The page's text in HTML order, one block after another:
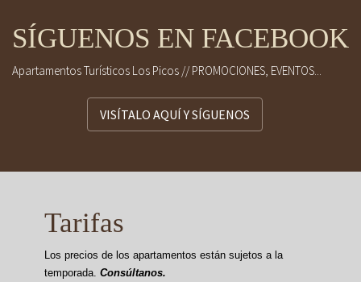
SÍGUENOS EN FACEBOOK
Apartamentos Turísticos Los Picos // PROMOCIONES, EVENTOS...
VISÍTALO AQUÍ Y SÍGUENOS
Tarifas
Los precios de los apartamentos están sujetos a la
temporada. Consúltanos.